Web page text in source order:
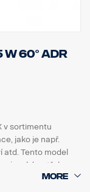
60° ADR
v sortimentu
jako je např.
Tento model
potřeby.
poskytují až 80–